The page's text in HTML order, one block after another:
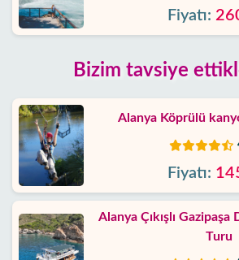
Fiyatı:
Bizim tavsiye
Alanya Köprülü
Fiyatı:
Alanya Çıkışlı
Turu